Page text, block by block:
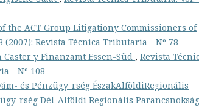
the ACT Group Litigationy Commissioners of
Revista Técnica Tributaria - Nº 78
y Finanzamt Essen-Süd , Revista
- Nº 108
és Pénzügy_rség ÉszakAlföldiRegionális
Dél-Alföldi Regionális